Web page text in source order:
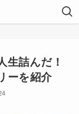
生詰んだ！
ーを紹介